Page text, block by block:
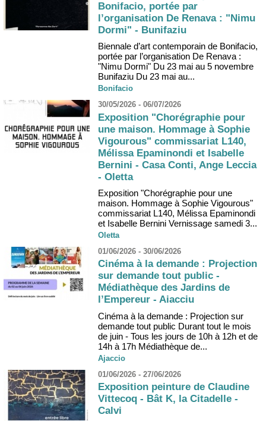
Bonifacio, portée par
l’organisation De Renava : "Nimu
Dormi" - Bunifaziu
Biennale d’art contemporain de Bonifacio,
portée par l’organisation De Renava :
"Nimu Dormi" Du 23 mai au 5 novembre
Bunifaziu Du 23 mai au...
Bonifacio
30/05/2026 - 06/07/2026
Exposition "Chorégraphie pour
une maison. Hommage à Sophie
Vigourous" commissariat L140,
Mélissa Epaminondi et Isabelle
Bernini - Casa Conti, Ange Leccia
- Oletta
Exposition "Chorégraphie pour une
maison. Hommage à Sophie Vigourous"
commissariat L140, Mélissa Epaminondi
et Isabelle Bernini Vernissage samedi 3...
Oletta
01/06/2026 - 30/06/2026
Cinéma à la demande : Projection
sur demande tout public -
Médiathèque des Jardins de
l’Empereur - Aiacciu
Cinéma à la demande : Projection sur
demande tout public Durant tout le mois
de juin - Tous les jours de 10h à 12h et de
14h à 17h Médiathèque de...
Ajaccio
01/06/2026 - 27/06/2026
Exposition peinture de Claudine
Vittecoq - Bât K, la Citadelle -
Calvi